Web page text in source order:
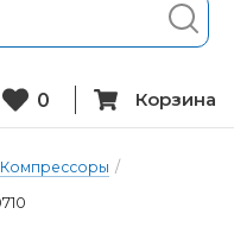
0 Корзина
Компрессоры /